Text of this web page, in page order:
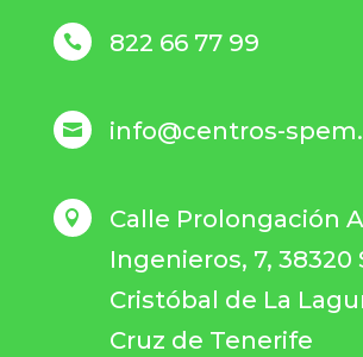
 822 66 77 99
 info@centros-

Calle Prolongación
Ingenieros, 7, 38320
Cristóbal de La
Cruz de Tenerife